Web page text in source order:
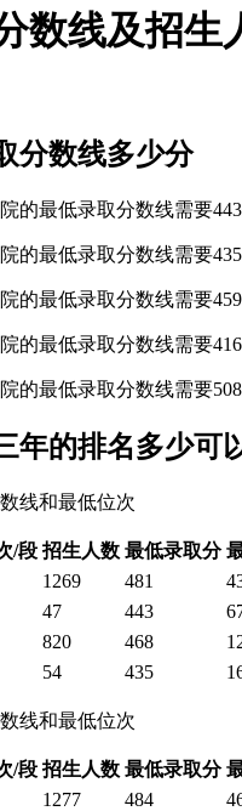
数线及招生
分数线多少分
的最低录取分数线需要
的最低录取分数线需要
的最低录取分数线需要
的最低录取分数线需要
的最低录取分数线需要
年的排名多少可
线和最低位次
/段 招生人数 最低录取分
1269 481
47 443
820 468
54 435
线和最低位次
/段 招生人数 最低录取分
1277 484